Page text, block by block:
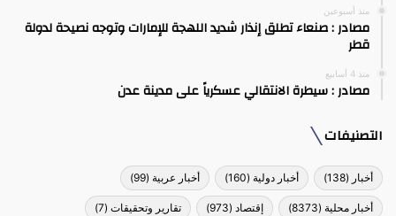
منذ أسبوعين
مصادر : صنعاء تطلق إنذار شديد اللهجة للإمارات وتوجه نصيحة لدولة
قطر
منذ 4 أسابيع
مصادر : سيطرة الانتقالي عسكرياً على مدينة عدن
التصنيفات
أخبار (138) أخبار دولية (160) أخبار عربية (99)
أخبار محلية (8373) إقتصاد (973) تقارير وتحقيقات (7)